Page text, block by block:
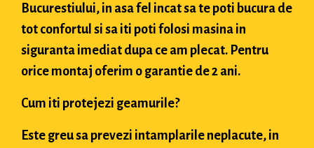
Bucurestiului, in asa fel incat sa te poti bucura de
tot confortul si sa iti poti folosi masina in
siguranta imediat dupa ce am plecat. Pentru
orice montaj oferim o garantie de 2 ani.
Cum iti protejezi geamurile?
Este greu sa prevezi intamplarile neplacute, in